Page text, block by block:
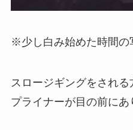
※少し白み始めた時間の
スロージギングをされ
プライナーが目の前にあ